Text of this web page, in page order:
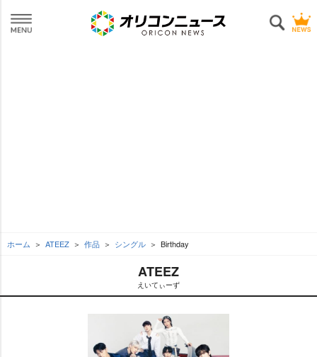
ホーム ATEEZ 作品 シングル Birthday
ATEEZ
えいてぃーず